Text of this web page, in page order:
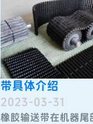
带具体介绍
2023-03-31
橡胶输送带​在机器